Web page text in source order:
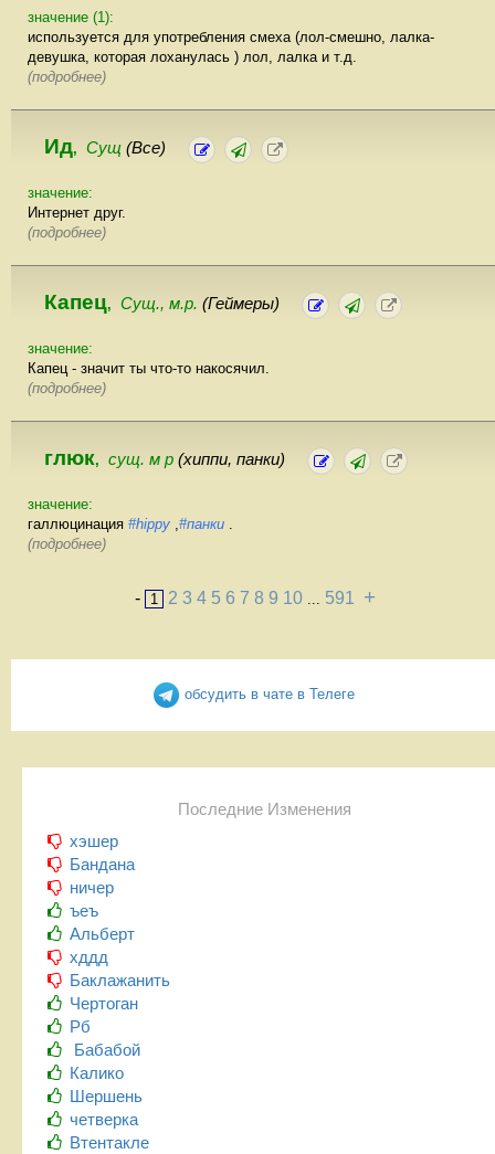
значение (1):
используется для употребления смеха (лол-смешно, лалка-
девушка, которая лоханулась ) лол, лалка и т.д.
(подробнее)
Ид, Сущ (Все)
значение:
Интернет друг.
(подробнее)
Капец, Сущ., м.р. (Геймеры)
значение:
Капец - значит ты что-то накосячил.
(подробнее)
глюк, сущ. м р (хиппи, панки)
значение:
галлюцинация #hippy ,#панки .
(подробнее)
- 1 2 3 4 5 6 7 8 9 10 ... 591 +
обсудить в чате в Телеге
Последние Изменения
хэшер
Бандана
ничер
ъеъ
Альберт
хддд
Баклажанить
Чертоган
Рб
Бабабой
Калико
Шершень
четверка
Втентакле